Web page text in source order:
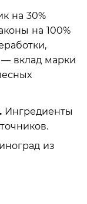
на 30%
на 100%
вклад марки
Ингредиенты